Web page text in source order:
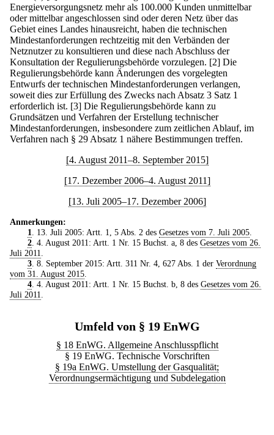
Energieversorgungsnetz mehr als 100.000 Kunden unmittelbar
oder mittelbar angeschlossen sind oder deren Netz über das
Gebiet eines Landes hinausreicht, haben die technischen
Mindestanforderungen rechtzeitig mit den Verbänden der
Netznutzer zu konsultieren und diese nach Abschluss der
Konsultation der Regulierungsbehörde vorzulegen. [2] Die
Regulierungsbehörde kann Änderungen des vorgelegten
Entwurfs der technischen Mindestanforderungen verlangen,
soweit dies zur Erfüllung des Zwecks nach Absatz 3 Satz 1
erforderlich ist. [3] Die Regulierungsbehörde kann zu
Grundsätzen und Verfahren der Erstellung technischer
Mindestanforderungen, insbesondere zum zeitlichen Ablauf, im
Verfahren nach § 29 Absatz 1 nähere Bestimmungen treffen.
[4. August 2011–8. September 2015]
[17. Dezember 2006–4. August 2011]
[13. Juli 2005–17. Dezember 2006]
Anmerkungen:
1
. 13. Juli 2005: Artt. 1, 5 Abs. 2 des Gesetzes vom 7. Juli 2005.
2. 4. August 2011: Artt. 1 Nr. 15 Buchst. a, 8 des Gesetzes vom 26.
Juli 2011
3. 8. September 2015: Artt. 311 Nr. 4, 627 Abs. 1 der Verordnung
vom 31. August 2015
4. 4. August 2011: Artt. 1 Nr. 15 Buchst. b, 8 des Gesetzes vom 26.
Juli 2011
Umfeld von § 19 EnWG
§ 18 EnWG. Allgemeine Anschlusspflicht
§ 19 EnWG. Technische Vorschriften
§ 19a EnWG. Umstellung der Gasqualität;
Verordnungsermächtigung und Subdelegation